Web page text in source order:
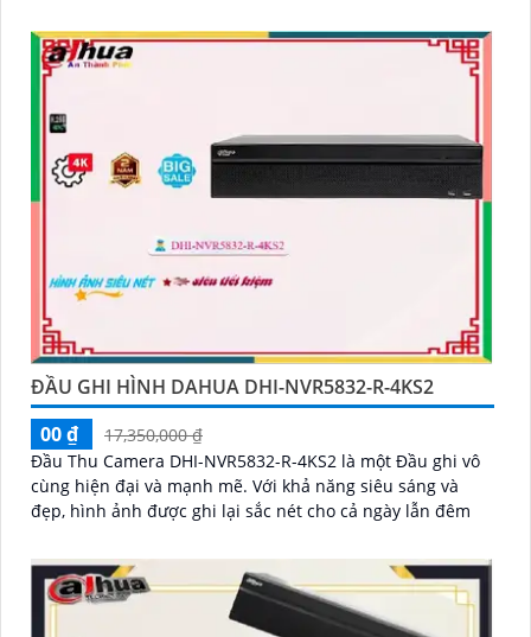
ĐẦU GHI HÌNH DAHUA DHI-NVR5832-R-4KS2
00 ₫
17,350,000 ₫
Đầu Thu Camera DHI-NVR5832-R-4KS2 là một Đầu ghi vô
cùng hiện đại và mạnh mẽ. Với khả năng siêu sáng và
đẹp, hình ảnh được ghi lại sắc nét cho cả ngày lẫn đêm